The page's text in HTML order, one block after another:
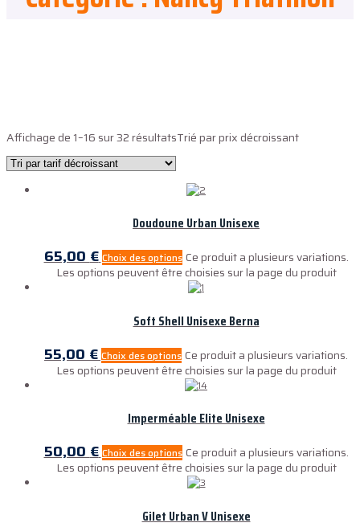
Affichage de 1–16 sur 32 résultatsTrié par prix décroissant
Doudoune Urban Unisexe
65,00€ Choix des options Ce produit a plusieurs variations.
Les options peuvent être choisies sur la page du produit
Soft Shell Unisexe Berna
55,00€ Choix des options Ce produit a plusieurs variations.
Les options peuvent être choisies sur la page du produit
Imperméable Elite Unisexe
50,00€ Choix des options Ce produit a plusieurs variations.
Les options peuvent être choisies sur la page du produit
Gilet Urban V Unisexe